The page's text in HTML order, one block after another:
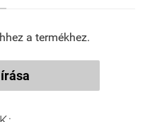
a termékhez.